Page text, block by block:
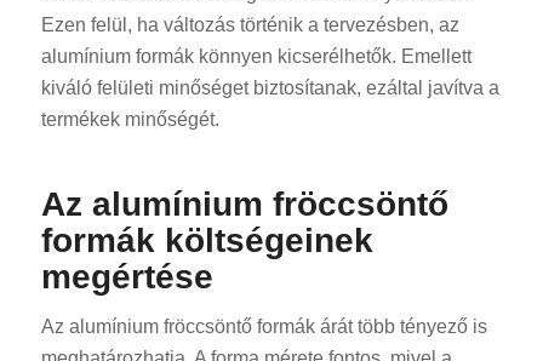
Ezen felül, ha változás történik a tervezésben, az
alumínium formák könnyen kicserélhetők. Emellett
kiváló felületi minőséget biztosítanak, ezáltal javítva a
termékek minőségét.
Az alumínium fröccsöntő
formák költségeinek
megértése
Az alumínium fröccsöntő formák árát több tényező is